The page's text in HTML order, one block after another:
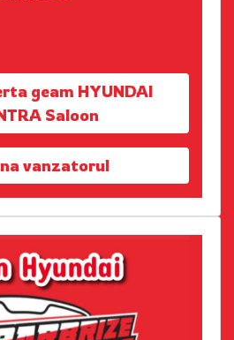
geam HYUNDAI
Saloon
vanzatorul